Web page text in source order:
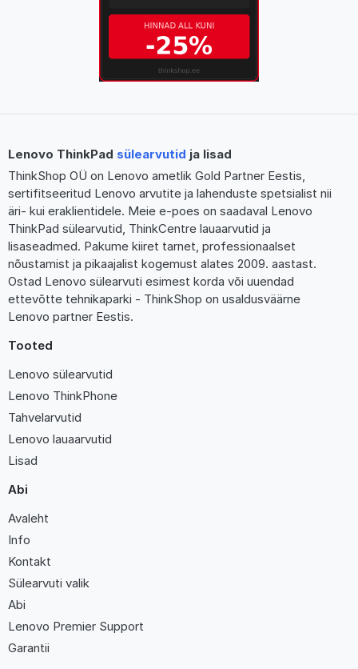
Lenovo ThinkPad sülearvutid ja lisad
ThinkShop OÜ on Lenovo ametlik Gold Partner Eestis,
sertifitseeritud Lenovo arvutite ja lahenduste spetsialist nii
äri- kui eraklientidele. Meie e-poes on saadaval Lenovo
ThinkPad sülearvutid, ThinkCentre lauaarvutid ja
lisaseadmed. Pakume kiiret tarnet, professionaalset
nõustamist ja pikaajalist kogemust alates 2009. aastast.
Ostad Lenovo sülearvuti esimest korda või uuendad
ettevõtte tehnikaparki - ThinkShop on usaldusväärne
Lenovo partner Eestis.
Tooted
Lenovo sülearvutid
Lenovo ThinkPhone
Tahvelarvutid
Lenovo lauaarvutid
Lisad
Abi
Avaleht
Info
Kontakt
Sülearvuti valik
Abi
Lenovo Premier Support
Garantii